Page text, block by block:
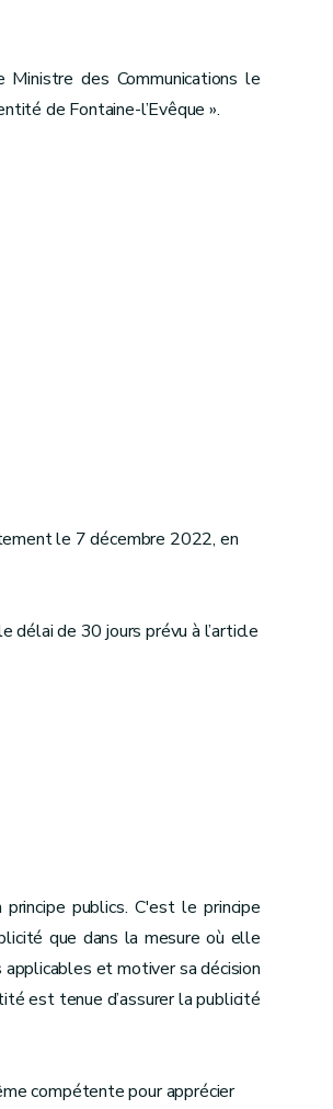
Ministre des Communications le
de Fontaine-l’Evêque ».
le 7 décembre 2022, en
délai de 30 jours prévu à l’article
publics. C'est le principe
que dans la mesure où elle
et motiver sa décision
est tenue d’assurer la publicité
compétente pour apprécier